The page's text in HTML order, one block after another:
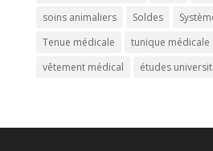
soins animaliers
Soldes
Tenue médicale
tunique médicale
vêtement médical
études